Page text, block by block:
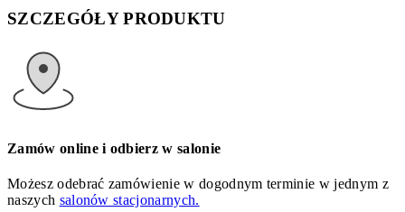
SZCZEGÓŁY PRODUKTU
Zamów online i odbierz w salonie
Możesz odebrać zamówienie w dogodnym terminie w jednym z
naszych salonów stacjonarnych.